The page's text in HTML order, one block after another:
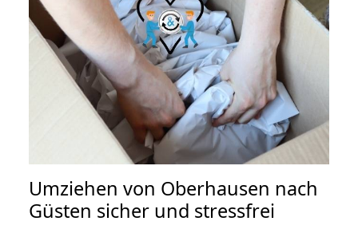
Umziehen von Oberhausen nach
Güsten sicher und stressfrei